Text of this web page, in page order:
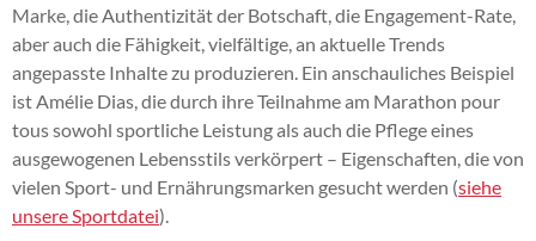
Marke, die Authentizität der Botschaft, die Engagement-Rate,
aber auch die Fähigkeit, vielfältige, an aktuelle Trends
angepasste Inhalte zu produzieren. Ein anschauliches Beispiel
ist Amélie Dias, die durch ihre Teilnahme am Marathon pour
tous sowohl sportliche Leistung als auch die Pflege eines
ausgewogenen Lebensstils verkörpert – Eigenschaften, die von
vielen Sport- und Ernährungsmarken gesucht werden (siehe
unsere Sportdatei).